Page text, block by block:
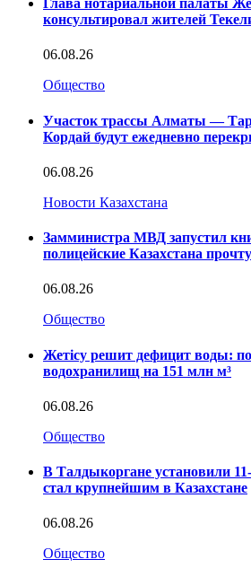
Глава нотариальной палаты
консультировал жителей
06.08.26
Общество
Участок трассы Алматы —
Кордай будут ежедневно
06.08.26
Новости Казахстана
Замминистра МВД запустил
полицейские Казахстана
06.08.26
Общество
Жетісу решит дефицит воды:
водохранилищ на 151 млн м³
06.08.26
Общество
В Талдыкоргане установили
стал крупнейшим в Казахстане
06.08.26
Общество